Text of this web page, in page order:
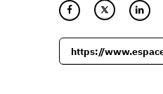
https://